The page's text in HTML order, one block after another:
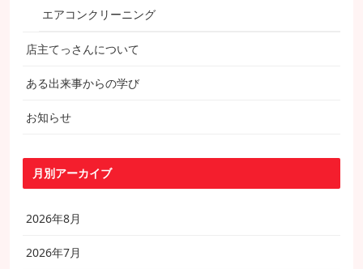
エアコンクリーニング
店主てっさんについて
ある出来事からの学び
お知らせ
月別アーカイブ
2026年8月
2026年7月